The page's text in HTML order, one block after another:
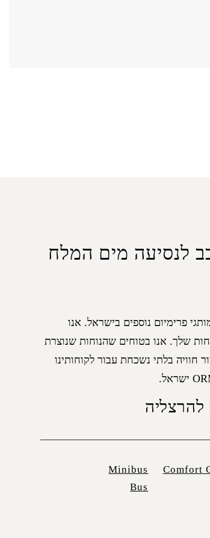
לנסיעה מים המלח
פרימיום נוספים בישראל. אנו
שלך. אנו בטוחים שהנוחות שנוצרת
חוויה בלתי נשכחת עבור לקוחותינו
Comfort
Minibus
Bus